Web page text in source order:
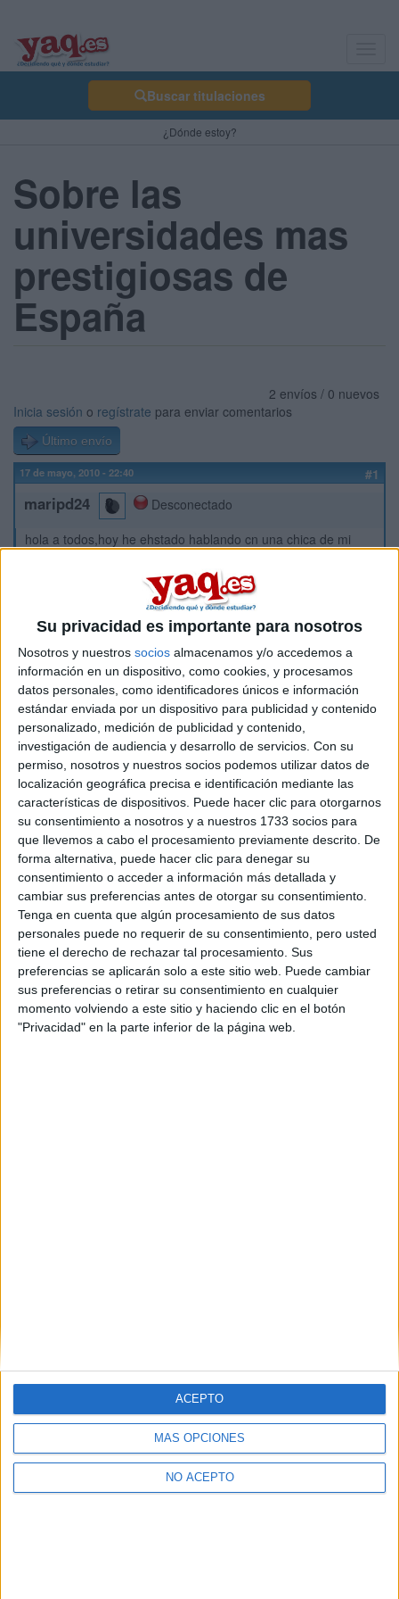
Su privacidad es importante para nosotros
Nosotros y nuestros socios almacenamos y/o accedemos a
información en un dispositivo, como cookies, y procesamos
datos personales, como identificadores únicos e información
estándar enviada por un dispositivo para publicidad y contenido
personalizado, medición de publicidad y contenido,
investigación de audiencia y desarrollo de servicios. Con su
permiso, nosotros y nuestros socios podemos utilizar datos de
localización geográfica precisa e identificación mediante las
características de dispositivos. Puede hacer clic para otorgarnos
su consentimiento a nosotros y a nuestros 1733 socios para
que llevemos a cabo el procesamiento previamente descrito. De
forma alternativa, puede hacer clic para denegar su
consentimiento o acceder a información más detallada y
cambiar sus preferencias antes de otorgar su consentimiento.
Tenga en cuenta que algún procesamiento de sus datos
personales puede no requerir de su consentimiento, pero usted
tiene el derecho de rechazar tal procesamiento. Sus
preferencias se aplicarán solo a este sitio web. Puede cambiar
sus preferencias o retirar su consentimiento en cualquier
momento volviendo a este sitio y haciendo clic en el botón
"Privacidad" en la parte inferior de la página web.
MÁS OPCIONES
NO ACEPTO
ACEPTO
Buscar titulaciones
¿Dónde estoy?
Sobre las
universidades mas
prestigiosas de
España
2 envíos / 0 nuevos
Inicia sesión o regístrate para enviar comentarios
Último envío
17 de mayo, 2010 - 22:40 #1
maripd24
Desconectado
hola a todos,hoy he ehstado hablando cn una chica de mi
universidades donde impartan la carrera de fisioterapia,le
comente que a cual le gustair estudiar y me ha dicho que o
cadiz o granda,que el resto no valen tanto como esasdos,yo
le he dicho que no piense asi porque ella no sabe como se
imparten las clases en el resto de provincias y que no
infravalore a las universidades porque sí, o por ver que si la
nota es muy alta en X provincia pues es que esa universidad
es buena y yo no esoy a favor de eso,es como tambien las
universidades privadas que mucha gente piensa que son
peores que las publicas y yo tb pienso k no es verdad,que
opinais??
Inicio
Etiquetas: La universidad - un mundo
http://hosting01.uc3m.es/semanal3/documents/
En la página nº 4 a la derecha vienen las universidades con
más prestigio en la titulación de fisioterapia. Quizá os
interese.
Inicia sesiónoregístratepara enviar comentarios